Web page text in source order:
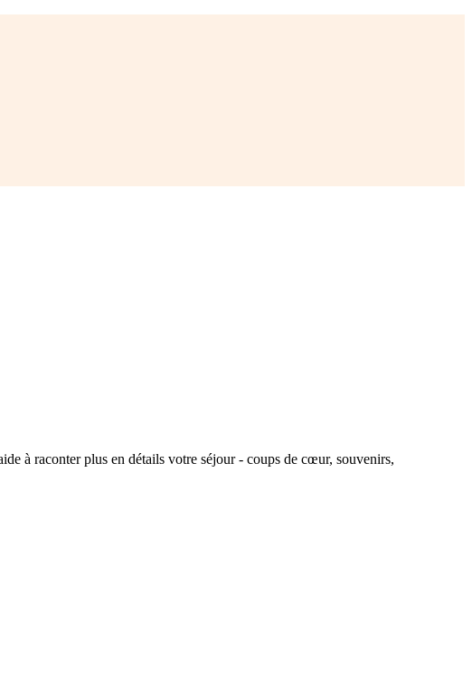
à raconter plus en détails votre séjour - coups de cœur, souvenirs,